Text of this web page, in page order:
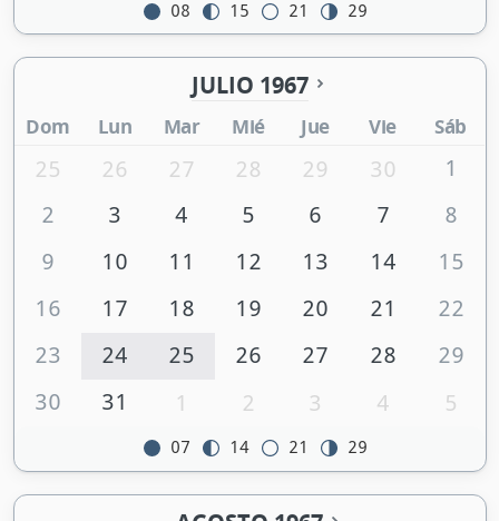
08 15 21 29
JULIO 1967
Dom Lun Mar Mié Jue Vie Sáb
25 26 27 28 29 30
1
2
3 4 5 6 7
8
9
10 11 12 13 14
15
16
17 18 19 20 21
22
23
24 25 26 27 28
29
30
31 1 2 3 4 5
07 14 21 29